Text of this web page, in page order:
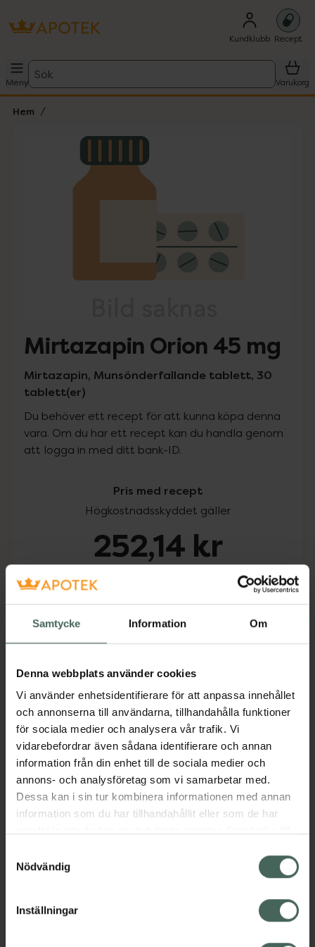
Samtycke Information Om
Denna webbplats använder cookies
Vi använder enhetsidentifierare för att anpassa innehållet
och annonserna till användarna, tillhandahålla funktioner
för sociala medier och analysera vår trafik. Vi
vidarebefordrar även sådana identifierare och annan
information från din enhet till de sociala medier och
annons- och analysföretag som vi samarbetar med.
Dessa kan i sin tur kombinera informationen med annan
information som du har tillhandahållit eller som de har
återkalla ditt samtycke via webbplatsens
cookieinställningar. Ett återkallat samtycke påverkar inte
lagligheten av behandling som skett innan återkallelsen.
Nödvändig
Inställningar
Kundklubb Recept
Meny
Sök
Varukorg
Hem
Lista: . Innehåller 1 objekt.
Mirtazapin Orion 45 mg
Mirtazapin, Munsönderfallande tablett, 30
tablett(er)
Du behöver ett recept för att kunna köpa denna
vara. Om du har ett recept kan du handla genom
att logga in med ditt bank-ID.
Pris med recept
Högkostnadsskyddet gäller
252,14 kr
Köp via ditt recept
Beskrivning Dölj
Läs alltid bipacksedeln innan
användning.
EAN:06432100045515
Visa